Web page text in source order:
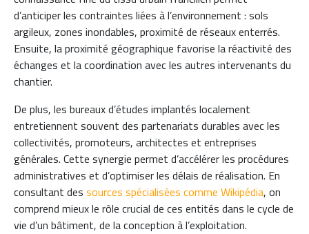
d’anticiper les contraintes liées à l’environnement : sols
argileux, zones inondables, proximité de réseaux enterrés.
Ensuite, la proximité géographique favorise la réactivité des
échanges et la coordination avec les autres intervenants du
chantier.
De plus, les bureaux d’études implantés localement
entretiennent souvent des partenariats durables avec les
collectivités, promoteurs, architectes et entreprises
générales. Cette synergie permet d’accélérer les procédures
administratives et d’optimiser les délais de réalisation. En
consultant des sources spécialisées comme Wikipédia, on
comprend mieux le rôle crucial de ces entités dans le cycle de
vie d’un bâtiment, de la conception à l’exploitation.